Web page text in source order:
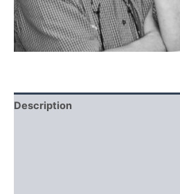
Description